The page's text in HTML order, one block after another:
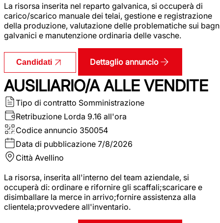
La risorsa inserita nel reparto galvanica, si occuperà di
carico/scarico manuale dei telai, gestione e registrazione
della produzione, valutazione delle problematiche sui
galvanici e manutenzione ordinaria delle vasche.
Candidati Dettaglio annuncio
AUSILIARIO/A ALLE VENDITE
Tipo di contratto Somministrazione
Retribuzione Lorda 9.16 all'ora
Codice annuncio 350054
Data di pubblicazione 7/8/2026
Città Avellino
La risorsa, inserita all'interno del team aziendale, si
occuperà di: ordinare e rifornire gli scaffali;scaricare e
disimballare la merce in arrivo;fornire assistenza alla
clientela;provvedere all'inventario.